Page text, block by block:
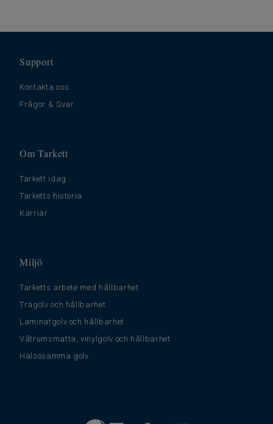
Support
Kontakta oss
Frågor & Svar
Om Tarkett
Tarkett idag
Tarketts historia
Karriär
Miljö
Tarketts arbete med hållbarhet
Trägolv och hållbarhet
Laminatgolv och hållbarhet
Våtrumsmatta, vinylgolv och hållbarhet
Hälsosamma golv